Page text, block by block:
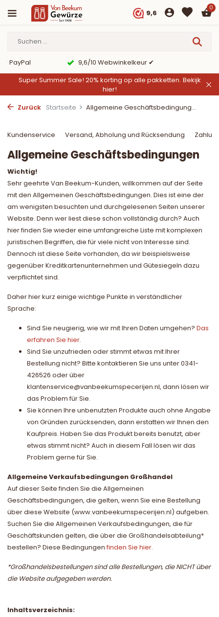
9,6
0
PayPal
9,6/10 Webwinkelkeur ✔
Super Summer Sale! 20% korting op alle pakketten. Bekijk
hier!
Zurück Startseite Allgemeine Geschäftsbedingung...
Kundenservice Versand, Abholung und Rücksendung
Allgemeine Geschäftsbedingungen
Wichtig!
Sehr geehrte Van Beekum-Kunden, willkommen auf der Seite
mit den Allgemeinen Geschäftsbedingungen. Dies ist eine der
am wenigsten besuchten und durchgelesenen Seiten unserer
Website. Denn wer liest diese schon vollständig durch? Auch
hier finden Sie wieder eine umfangreiche Liste mit komplexen
juristischen Begriffen, die für viele nicht von Interesse sind.
Dennoch ist diese Seite vorhanden, da wir beispielsweise
gegenüber Kreditkartenunternehmen und Gütesiegeln dazu
verpflichtet sind.
Daher hier kurz einige wichtige Punkte in verständlicher
Sprache:
Sind Sie neugierig, wie wir mit Ihren Daten umgehen? Das
erfahren Sie hier.
Sind Sie unzufrieden oder stimmt etwas mit Ihrer
Bestellung nicht? Bitte kontaktieren Sie uns unter 0341-
426526 oder über
klantenservice@vanbeekumspecerijen.nl, dann lösen wir
das Problem für Sie.
Sie können Ihre unbenutzten Produkte auch ohne Angabe
von Gründen zurücksenden, dann erstatten wir Ihnen den
Kaufpreis. Haben Sie das Produkt bereits benutzt, aber
etwas stimmt nicht? Auch in diesem Fall lösen wir das
Problem gerne für Sie.
Allgemeine Verkaufsbedingungen Großhandel
Auf dieser Seite finden Sie die Allgemeinen
Geschäftsbedingungen, die gelten, wenn Sie eine Bestellung
über diese Website (www.vanbeekumspecerijen.nl) aufgeben.
Suchen Sie die Allgemeinen Verkaufsbedingungen, die für
Geschäftskunden gelten, die über die Großhandelsabteilung*
bestellen? Diese Bedingungenfinden Sie hier.
*Großhandelsbestellungen sind alle Bestellungen, die NICHT über
die Website aufgegeben werden.
Inhaltsverzeichnis: